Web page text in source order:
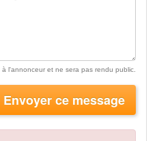
l'annonceur et ne sera pas rendu public.
Envoyer ce message